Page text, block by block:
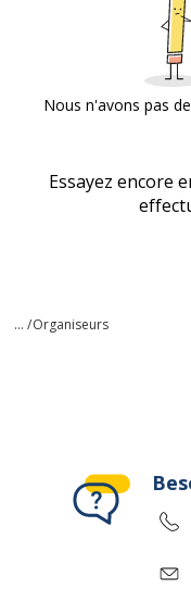
Nous n'avons pas
Essayez encore
... /Organiseurs